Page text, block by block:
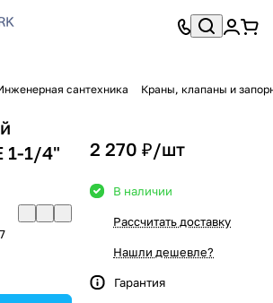
сантехника Краны, клапаны и
1-1/4"
2 270 ₽/шт
В наличии
Рассчитать доставку
Нашли дешевле?
Гарантия